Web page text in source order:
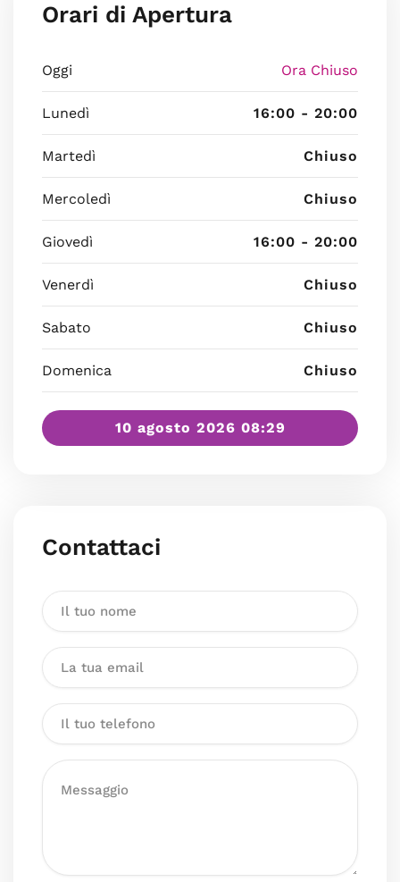
Orari di Apertura
Oggi Ora Chiuso
Lunedì 16:00 - 20:00
Martedì Chiuso
Mercoledì Chiuso
Giovedì 16:00 - 20:00
Venerdì Chiuso
Sabato Chiuso
Domenica Chiuso
10 agosto 2026 08:29
Contattaci